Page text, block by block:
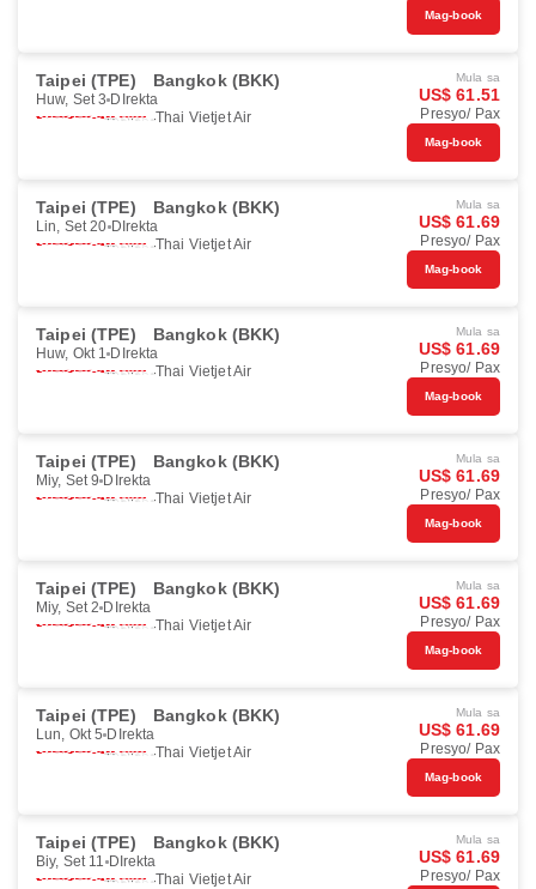
Mag-book
Taipei (TPE) Bangkok (BKK)
Huw, Set 3 DIrekta
Thai Vietjet Air
Mula sa
US$ 61.51
Presyo/ Pax
Mag-book
Taipei (TPE) Bangkok (BKK)
Lin, Set 20 DIrekta
Thai Vietjet Air
Mula sa
US$ 61.69
Presyo/ Pax
Mag-book
Taipei (TPE) Bangkok (BKK)
Huw, Okt 1 DIrekta
Thai Vietjet Air
Mula sa
US$ 61.69
Presyo/ Pax
Mag-book
Taipei (TPE) Bangkok (BKK)
Miy, Set 9 DIrekta
Thai Vietjet Air
Mula sa
US$ 61.69
Presyo/ Pax
Mag-book
Taipei (TPE) Bangkok (BKK)
Miy, Set 2 DIrekta
Thai Vietjet Air
Mula sa
US$ 61.69
Presyo/ Pax
Mag-book
Taipei (TPE) Bangkok (BKK)
Lun, Okt 5 DIrekta
Thai Vietjet Air
Mula sa
US$ 61.69
Presyo/ Pax
Mag-book
Taipei (TPE) Bangkok (BKK)
Biy, Set 11 DIrekta
Thai Vietjet Air
Mula sa
US$ 61.69
Presyo/ Pax